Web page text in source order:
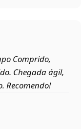
Comprido,
Chegada ágil,
Recomendo!